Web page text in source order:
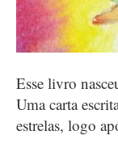
Esse livro
Uma carta
estrelas, logo